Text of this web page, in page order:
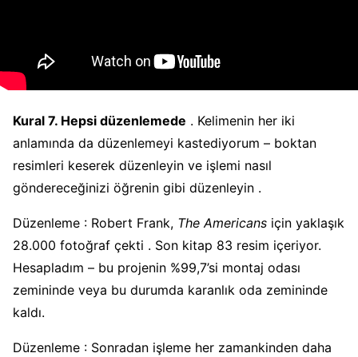
Kural 7. Hepsi düzenlemede . Kelimenin her iki
anlamında da düzenlemeyi kastediyorum – boktan
resimleri keserek düzenleyin ve işlemi nasıl
göndereceğinizi öğrenin gibi düzenleyin .
Düzenleme : Robert Frank, The Americans için yaklaşık
28.000 fotoğraf çekti . Son kitap 83 resim içeriyor.
Hesapladım – bu projenin %99,7’si montaj odası
zemininde veya bu durumda karanlık oda zemininde
kaldı.
Düzenleme : Sonradan işleme her zamankinden daha